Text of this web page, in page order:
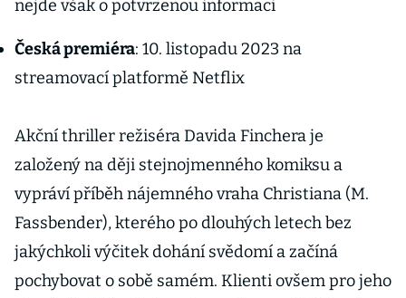
nejde však o potvrzenou informaci
Česká premiéra: 10. listopadu 2023 na
streamovací platformě Netflix
Akční thriller režiséra Davida Finchera je
založený na ději stejnojmenného komiksu a
vypráví příběh nájemného vraha Christiana (M.
Fassbender), kterého po dlouhých letech bez
jakýchkoli výčitek dohání svědomí a začíná
pochybovat o sobě samém. Klienti ovšem pro jeho